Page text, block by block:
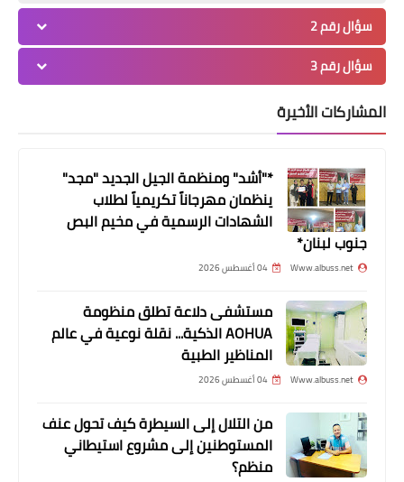
من هنا وهناك
"جامعة أمير كبير
حركة فتح وفصائل م.ت.ف في صور
يقدمان التهاني بعيد الميلاد المجيد
سؤال رقم 2
سؤال رقم 3
المشاركات الأخيرة
*"أشد" ومنظمة الجيل الجديد "مجد"
ينظمان مهرجاناً تكريمياً لطلاب
الشهادات الرسمية في مخيم البص
جنوب لبنان*
Www.albuss.net 04 أغسطس 2026
مستشفى دلاعة تطلق منظومة
AOHUA الذكية... نقلة نوعية في عالم
المناظير الطبية
Www.albuss.net 04 أغسطس 2026
من التلال إلى السيطرة كيف تحول عنف
المستوطنين إلى مشروع استيطاني
منظم؟